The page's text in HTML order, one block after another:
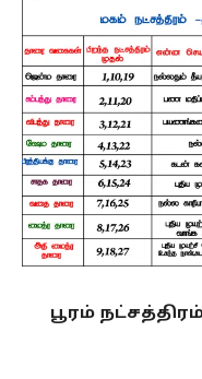
பூரம்